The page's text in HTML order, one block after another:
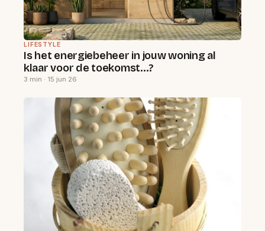
LIFESTYLE
Is het energiebeheer in jouw woning al
klaar voor de toekomst…?
3 min · 15 jun 26